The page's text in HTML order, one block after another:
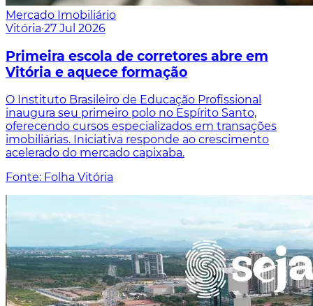
Mercado Imobiliário
Vitória·27 Jul 2026
Primeira escola de corretores abre em
Vitória e aquece formação
O Instituto Brasileiro de Educação Profissional
inaugura seu primeiro polo no Espírito Santo,
oferecendo cursos especializados em transações
imobiliárias. Iniciativa responde ao crescimento
acelerado do mercado capixaba.
Fonte: Folha Vitória